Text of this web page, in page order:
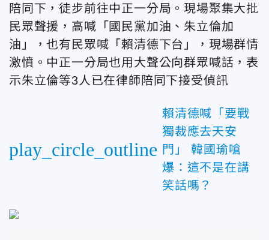
陪同下，徒步前往中正一分局。現場聚集大批
民眾聲援，高喊「國民黨加油、朱立倫加
油」，也有民眾喊「賴清德下台」，現場群情
激憤。 中正一分局也用大聲公向群眾喊話，表
示朱立倫等3人已在律師陪同下接受偵訊
play_circle_outline
賴清德喊「要戰
獨裁應去天安
門」 韓國瑜嗆
爆：這不是在講
笑話嗎？